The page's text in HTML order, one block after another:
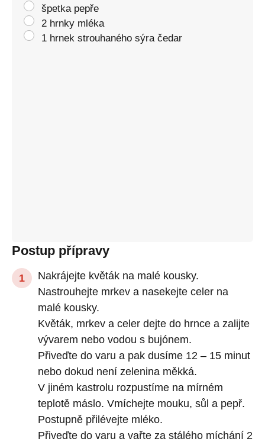
špetka pepře
2 hrnky mléka
1 hrnek strouhaného sýra čedar
Postup přípravy
Nakrájejte květák na malé kousky.
Nastrouhejte mrkev a nasekejte celer na
malé kousky.
Květák, mrkev a celer dejte do hrnce a zalijte
vývarem nebo vodou s bujónem.
Přiveďte do varu a pak dusíme 12 – 15 minut
nebo dokud není zelenina měkká.
V jiném kastrolu rozpustíme na mírném
teplotě máslo. Vmíchejte mouku, sůl a pepř.
Postupně přilévejte mléko.
Přiveďte do varu a vařte za stálého míchání 2